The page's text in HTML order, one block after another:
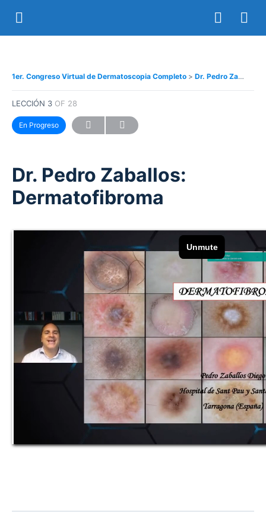
1er. Congreso Virtual de Dermatoscopia Completo Dr. Pedro Zaballos: Dermatofibroma
LECCIÓN 3 OF 28
En Progreso
Dr. Pedro Zaballos:
Dermatofibroma